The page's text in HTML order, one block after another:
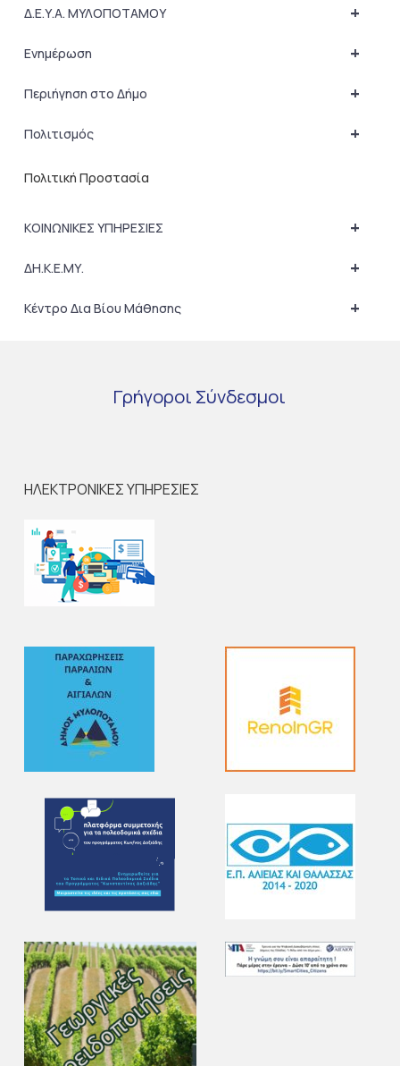
+
Δ.Ε.Υ.Α. ΜΥΛΟΠΟΤΑΜΟΥ
+
Ενημέρωση
+
Περιήγηση στο Δήμο
+
Πολιτισμός
Πολιτική Προστασία
+
ΚΟΙΝΩΝΙΚΕΣ ΥΠΗΡΕΣΙΕΣ
+
ΔΗ.Κ.Ε.ΜΥ.
+
Κέντρο Δια Βίου Μάθησης
Γρήγοροι Σύνδεσμοι
ΗΛΕΚΤΡΟΝΙΚΕΣ ΥΠΗΡΕΣΙΕΣ